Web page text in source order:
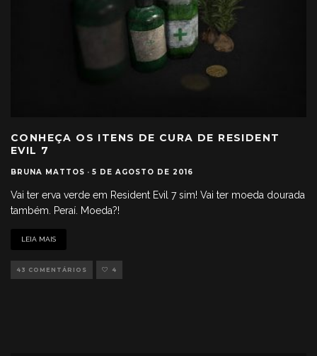
CONHEÇA OS ITENS DE CURA DE RESIDENT
EVIL 7
BRUNA MATTOS · 5 DE AGOSTO DE 2016
Vai ter erva verde em Resident Evil 7 sim! Vai ter moeda dourada
também. Peraí. Moeda?!
LEIA MAIS
43 COMENTÁRIOS 4